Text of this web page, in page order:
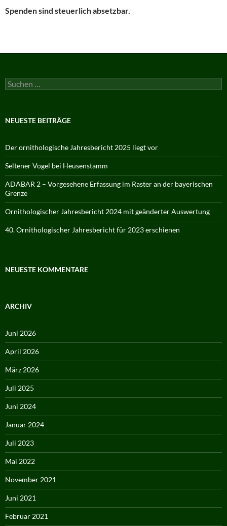
Spenden sind steuerlich absetzbar.
Suchen
nach:
NEUESTE BEITRÄGE
Der ornithologische Jahresbericht 2025 liegt vor
Seltener Vogel bei Heusenstamm
ADABAR 2 – Vorgesehene Erfassung im Raster an der bayerischen
Grenze
Ornithologischer Jahresbericht 2024 mit geänderter Auswertung
40. Ornithologischer Jahresbericht für 2023 erschienen
NEUESTE KOMMENTARE
ARCHIV
Juni 2026
April 2026
März 2026
Juli 2025
Juni 2024
Januar 2024
Juli 2023
Mai 2022
November 2021
Juni 2021
Februar 2021